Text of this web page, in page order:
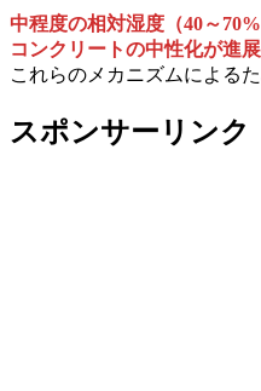
中程度の相対湿度（40～
コンクリートの中性化が進
これらのメカニズムによる
スポンサーリンク